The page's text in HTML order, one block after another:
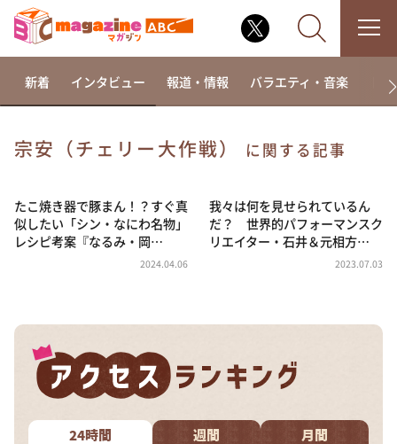
相席食堂
これ余談なんですけど・・・
～人生密着トークバラエティ！～ やすとものいたっ
河合＆A.B.C-Z塚田×福井アナ「なんでやねん！？」
（news おかえり）
DAIGOも台所 ～きょうの献立 何にする？～
本日はダイアンなり！シーズン２
新着 インタビュー 報道・情報 バラエティ・音楽 ド
宗安（チェリー大作戦） に関する記事
たこ焼き器で豚まん！？すぐ真
似したい「シン・なにわ名物」
レシピ考案『なるみ・岡…
2024.04.06
我々は何を見せられているん
だ？ 世界的パフォーマンスク
リエイター・石井＆元相方…
2023.07.03
24時間 週間 月間